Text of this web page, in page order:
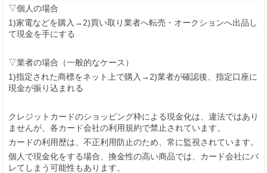
▽個人の場合
1)家電などを購入→2)買い取り業者へ転売・オークションへ出品し
て現金を手にする
▽業者の場合（一般的なケース）
1)指定された商標をネット上で購入→2)業者が確認後、指定口座に
現金が振り込まれる
クレジットカードのショッピング枠による現金化は、違法ではあり
ませんが、各カード会社の利用規約で禁止されています。
カードの利用歴は、不正利用防止のため、常に監視されています。
個人で現金化をする場合、換金性の高い商品では、カード会社にバ
レてしまう可能性もあります。